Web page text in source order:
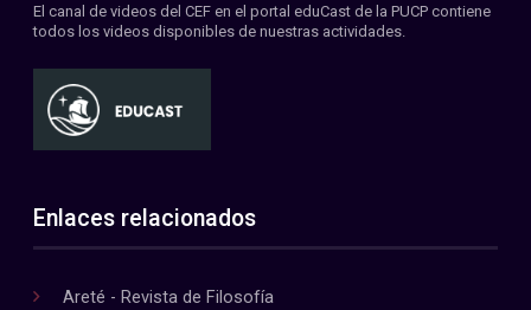
El canal de videos del CEF en el portal eduCast de la PUCP contiene
todos los videos disponibles de nuestras actividades.
Enlaces relacionados
Areté - Revista de Filosofía